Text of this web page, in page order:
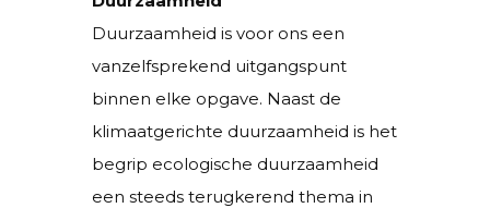
Duurzaamheid is voor ons een
vanzelfsprekend uitgangspunt
binnen elke opgave. Naast de
klimaatgerichte duurzaamheid is het
begrip ecologische duurzaamheid
een steeds terugkerend thema in